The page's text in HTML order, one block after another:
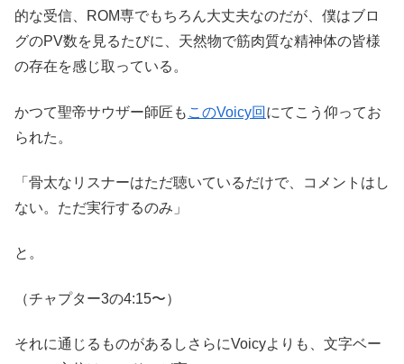
的な受信、ROM専でもちろん大丈夫なのだが、僕はブロ
グのPV数を見るたびに、天然物で筋肉質な精神体の皆様
の存在を感じ取っている。
かつて聖帝サウザー師匠も このVoicy回 にてこう仰ってお
られた。
「骨太なリスナーはただ聴いているだけで、コメントはし
ない。ただ実行するのみ」
と。
（チャプター3の4:15〜）
それに通じるものがあるしさらにVoicyよりも、文字ベー